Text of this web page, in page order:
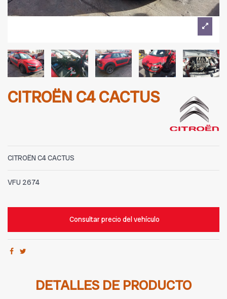
CITROËN C4 CACTUS
CITROËN C4 CACTUS
VFU 2674
Consultar precio del vehículo
DETALLES DE PRODUCTO